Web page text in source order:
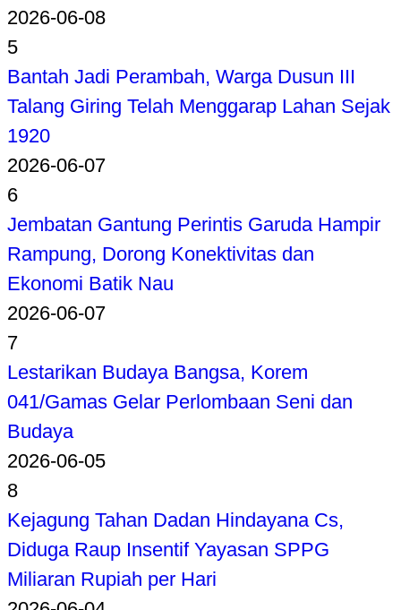
2026-06-08
5
Bantah Jadi Perambah, Warga Dusun III
Talang Giring Telah Menggarap Lahan Sejak
1920
2026-06-07
6
Jembatan Gantung Perintis Garuda Hampir
Rampung, Dorong Konektivitas dan
Ekonomi Batik Nau
2026-06-07
7
Lestarikan Budaya Bangsa, Korem
041/Gamas Gelar Perlombaan Seni dan
Budaya
2026-06-05
8
Kejagung Tahan Dadan Hindayana Cs,
Diduga Raup Insentif Yayasan SPPG
Miliaran Rupiah per Hari